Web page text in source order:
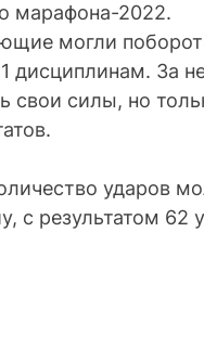
марафона-2022.
могли
дисциплинам. За
свои силы, но
ударов
с результатом 62